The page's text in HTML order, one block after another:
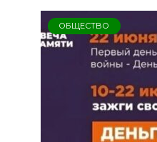
ОБЩЕСТВО